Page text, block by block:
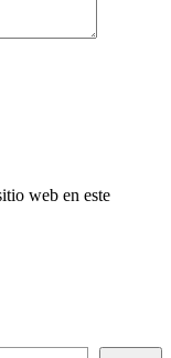
web en este